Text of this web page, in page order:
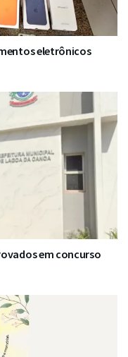
eletrônicos
em concurso